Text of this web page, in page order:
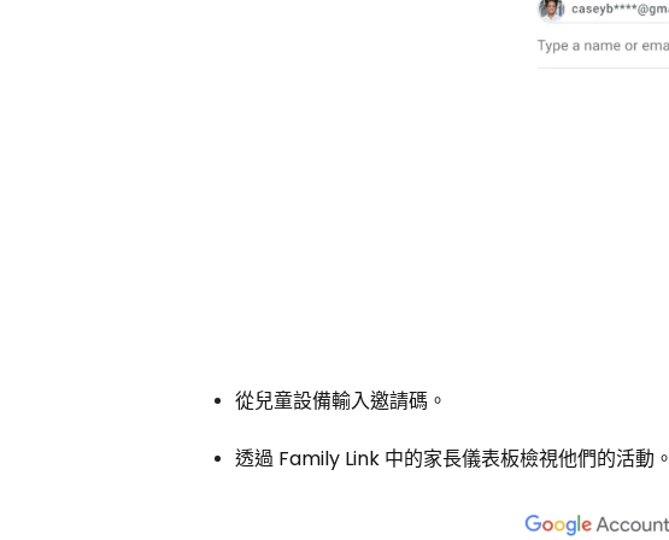
從兒童設備輸入邀請碼。
透過 Family Link 中的家長儀表板檢視他們的活動。